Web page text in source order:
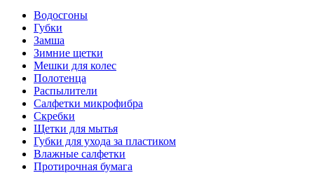
Водосгоны
Губки
Замша
Зимние щетки
Мешки для колес
Полотенца
Распылители
Салфетки микрофибра
Скребки
Щетки для мытья
Губки для ухода за пластиком
Влажные салфетки
Протирочная бумага